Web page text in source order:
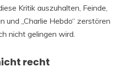
Kritik auszuhalten, Feinde,
„Charlie Hebdo“ zerstören
nicht gelingen wird.
recht